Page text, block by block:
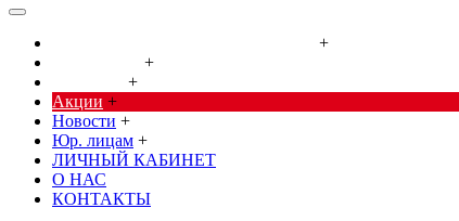
+
+
+
Акции +
Новости +
Юр. лицам +
ЛИЧНЫЙ КАБИНЕТ
О НАС
КОНТАКТЫ